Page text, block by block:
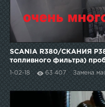
SCANIA R380/СКАНИЯ
топливного фильтра)
двигателя
1-02-18 63 407 Замена